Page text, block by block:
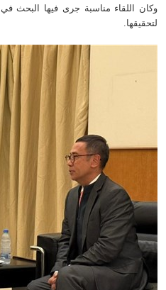
وكان اللقاء مناسبة جرى فيها البحث في
لتحقيقها.